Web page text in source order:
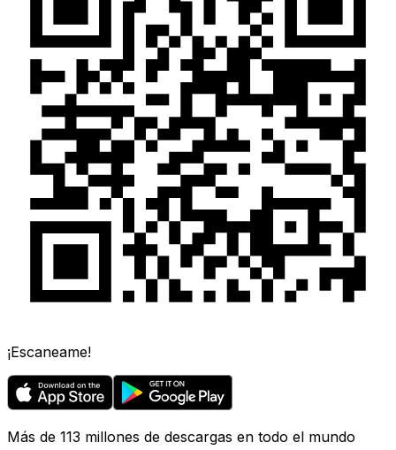
¡Escaneame!
Más de 113 millones de descargas en todo el mundo